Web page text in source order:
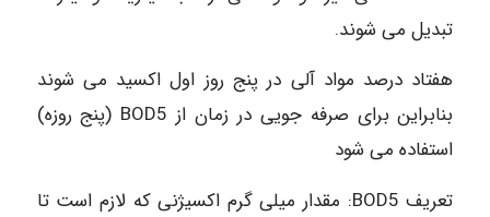
تبدیل می شوند.
هفتاد درصد مواد آلی در پنج روز اول اکسید می شوند
بنابراین برای صرفه جویی در زمان از BOD5 (پنج روزه)
استفاده می شود
تعریف BOD5: مقدار میلی گرم اکسیژنی که لازم است تا